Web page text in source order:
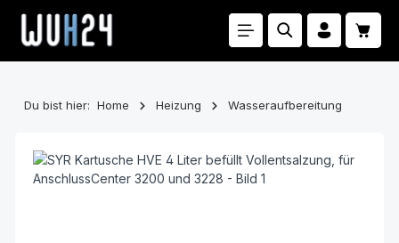
Zum Hauptinhalt springen
Du bist hier: Home Heizung Wasseraufbereitung